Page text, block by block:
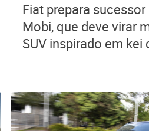
Fiat prepara sucessor
Mobi, que deve virar
SUV inspirado em kei